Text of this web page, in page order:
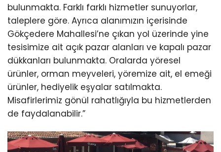
bulunmakta. Farklı farklı hizmetler sunuyorlar,
taleplere göre. Ayrıca alanımızın içerisinde
Gökçedere Mahallesi’ne çıkan yol üzerinde yine
tesisimize ait açık pazar alanları ve kapalı pazar
dükkanları bulunmakta. Oralarda yöresel
ürünler, orman meyveleri, yöremize ait, el emeği
ürünler, hediyelik eşyalar satılmakta.
Misafirlerimiz gönül rahatlığıyla bu hizmetlerden
de faydalanabilir.”